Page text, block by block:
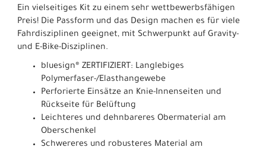
Ein vielseitiges Kit zu einem sehr wettbewerbsfähigen
Preis! Die Passform und das Design machen es für viele
Fahrdisziplinen geeignet, mit Schwerpunkt auf Gravity-
und E-Bike-Disziplinen.
bluesign® ZERTIFIZIERT: Langlebiges
Polymerfaser-/Elasthangewebe
Perforierte Einsätze an Knie-Innenseiten und
Rückseite für Belüftung
Leichteres und dehnbareres Obermaterial am
Oberschenkel
Schwereres und robusteres Material am